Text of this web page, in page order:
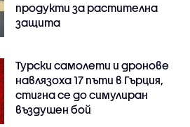
продукти за растителна
защита
Турски самолети и дронове
навлязоха 17 пъти в Гърция,
стигна се до симулиран
въздушен бой